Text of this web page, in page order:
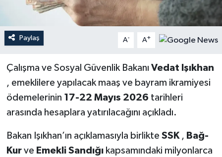
Paylaş A- A+
Çalışma ve Sosyal Güvenlik Bakanı Vedat Işıkhan
, emeklilere yapılacak maaş ve bayram ikramiyesi
ödemelerinin 17-22 Mayıs 2026 tarihleri
arasında hesaplara yatırılacağını açıkladı.
Bakan Işıkhan’ın açıklamasıyla birlikte SSK, Bağ-
Kurve Emekli Sandığıkapsamındaki milyonlarca